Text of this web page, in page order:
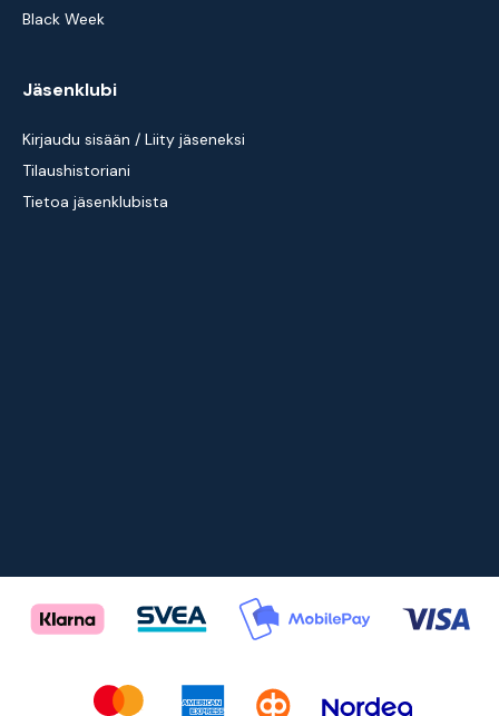
Black Week
Jäsenklubi
Kirjaudu sisään / Liity jäseneksi
Tilaushistoriani
Tietoa jäsenklubista